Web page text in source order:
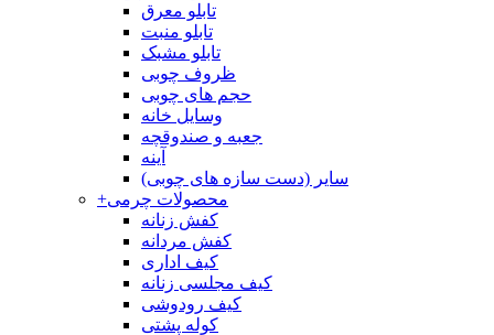
تابلو معرق
تابلو منبت
تابلو مشبک
ظروف چوبی
حجم های چوبی
وسایل خانه
جعبه و صندوقچه
آینه
سایر (دست سازه های چوبی)
+محصولات چرمی
کفش زنانه
کفش مردانه
کیف اداری
کیف مجلسی زنانه
کیف رودوشی
کوله پشتی